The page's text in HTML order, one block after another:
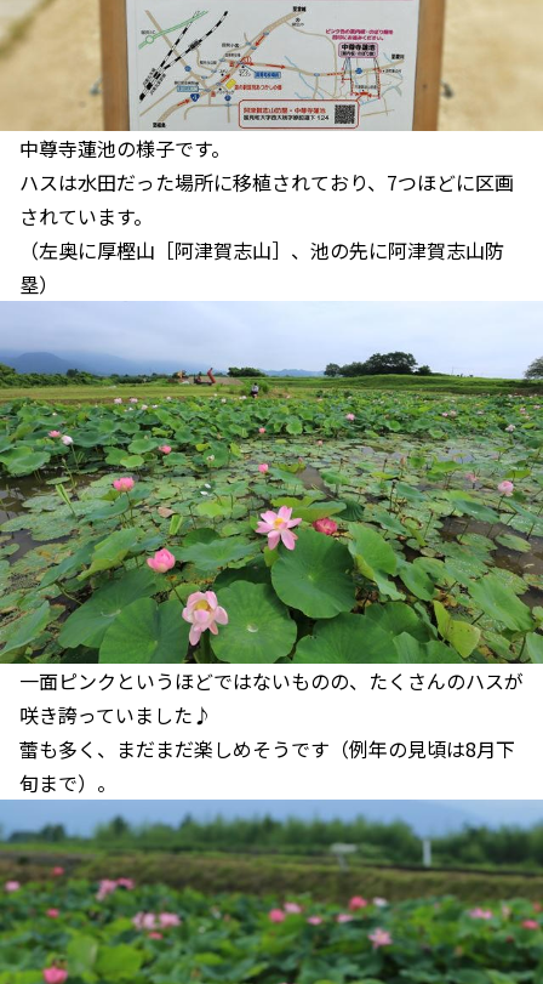
中尊寺蓮池の様子です。
ハスは水田だった場所に移植されており、7つほどに区画
されています。
（左奥に厚樫山［阿津賀志山］、池の先に阿津賀志山防
塁）
一面ピンクというほどではないものの、たくさんのハスが
咲き誇っていました♪
蕾も多く、まだまだ楽しめそうです（例年の見頃は8月下
旬まで）。